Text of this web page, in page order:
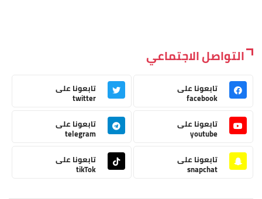
التواصل الاجتماعي
تابعونا على
facebook
تابعونا على
twitter
تابعونا على
youtube
تابعونا على
telegram
تابعونا على
snapchat
تابعونا على
tikTok